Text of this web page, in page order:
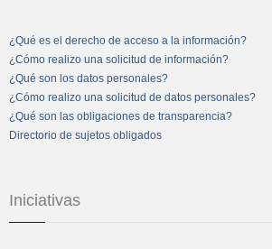
¿Qué es el derecho de acceso a la información?
¿Cómo realizo una solicitud de información?
¿Qué son los datos personales?
¿Cómo realizo una solicitud de datos personales?
¿Qué son las obligaciones de transparencia?
Directorio de sujetos obligados
Iniciativas